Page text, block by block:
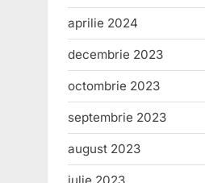
aprilie 2024
decembrie 2023
octombrie 2023
septembrie 2023
august 2023